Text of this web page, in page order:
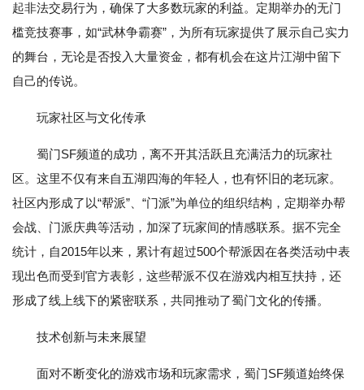
起非法交易行为，确保了大多数玩家的利益。定期举办的无门
槛竞技赛事，如“武林争霸赛”，为所有玩家提供了展示自己实力
的舞台，无论是否投入大量资金，都有机会在这片江湖中留下
自己的传说。
玩家社区与文化传承
蜀门SF频道的成功，离不开其活跃且充满活力的玩家社
区。这里不仅有来自五湖四海的年轻人，也有怀旧的老玩家。
社区内形成了以“帮派”、“门派”为单位的组织结构，定期举办帮
会战、门派庆典等活动，加深了玩家间的情感联系。据不完全
统计，自2015年以来，累计有超过500个帮派因在各类活动中表
现出色而受到官方表彰，这些帮派不仅在游戏内相互扶持，还
形成了线上线下的紧密联系，共同推动了蜀门文化的传播。
技术创新与未来展望
面对不断变化的游戏市场和玩家需求，蜀门SF频道始终保